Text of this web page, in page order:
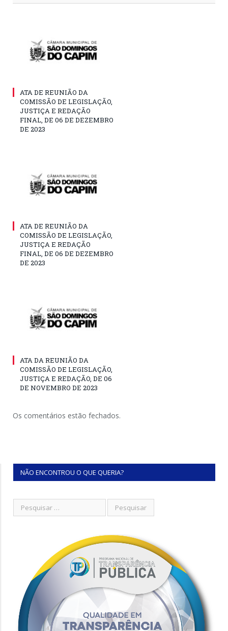
ATA DE REUNIÃO DA
COMISSÃO DE LEGISLAÇÃO,
JUSTIÇA E REDAÇÃO
FINAL, DE 06 DE DEZEMBRO
DE 2023
ATA DE REUNIÃO DA
COMISSÃO DE LEGISLAÇÃO,
JUSTIÇA E REDAÇÃO
FINAL, DE 06 DE DEZEMBRO
DE 2023
ATA DA REUNIÃO DA
COMISSÃO DE LEGISLAÇÃO,
JUSTIÇA E REDAÇÃO, DE 06
DE NOVEMBRO DE 2023
Os comentários estão fechados.
NÃO ENCONTROU O QUE QUERIA?